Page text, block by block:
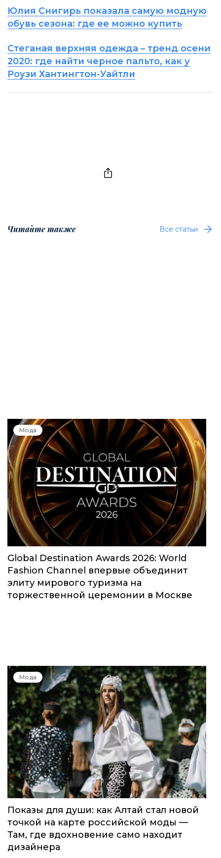
Юлия Снигирь показала самую модную
обувь сезона: где ее можно купить
Стеганая верхняя одежда – тренд осени
2020: где найти черное пальто, как у
Роузи Хантингтон-Уайтли
Читайте также Все статьи
Мода
Global Destination Awards 2026: World
Fashion Channel впервые объединит
элиту мирового туризма на
торжественной церемонии в Москве
Мода
Показы для души: как Алтай стал новой
точкой на карте российской моды —
Там, где вдохновение само находит
дизайнера